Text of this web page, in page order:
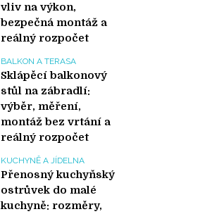
vliv na výkon,
bezpečná montáž a
reálný rozpočet
BALKON A TERASA
Sklápěcí balkonový
stůl na zábradlí:
výběr, měření,
montáž bez vrtání a
reálný rozpočet
KUCHYNĚ A JÍDELNA
Přenosný kuchyňský
ostrůvek do malé
kuchyně: rozměry,